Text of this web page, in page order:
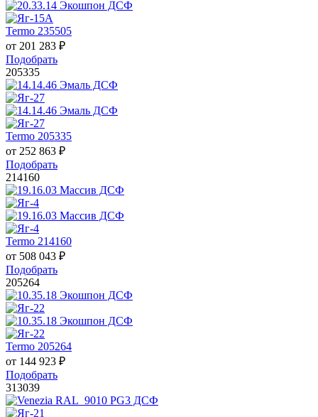
Termo 235505
от 201 283 ₽
Подобрать
205335
Termo 205335
от 252 863 ₽
Подобрать
214160
Termo 214160
от 508 043 ₽
Подобрать
205264
Termo 205264
от 144 923 ₽
Подобрать
313039